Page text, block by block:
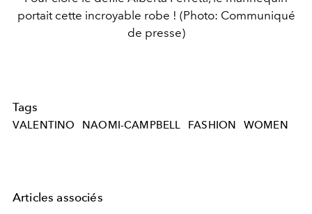
portait cette incroyable robe ! (Photo: Communiqué
de presse)
Tags
VALENTINO NAOMI-CAMPBELL FASHION WOMEN
Articles associés